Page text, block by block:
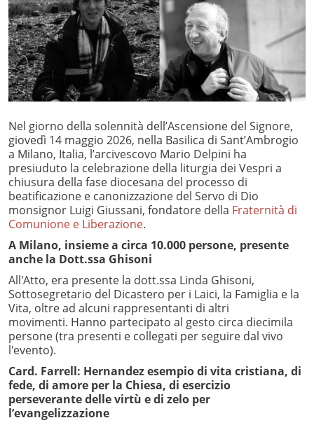
Nel giorno della solennità dell’Ascensione del Signore,
giovedì 14 maggio 2026, nella Basilica di Sant’Ambrogio
a Milano, Italia, l’arcivescovo Mario Delpini ha
presiuduto la celebrazione della liturgia dei Vespri a
chiusura della fase diocesana del processo di
beatificazione e canonizzazione del Servo di Dio
monsignor Luigi Giussani, fondatore della Fraternità di
Comunione e Liberazione.
A Milano, insieme a circa 10.000 persone, presente
anche la Dott.ssa Ghisoni
All'Atto, era presente la dott.ssa Linda Ghisoni,
Sottosegretario del Dicastero per i Laici, la Famiglia e la
Vita, oltre ad alcuni rappresentanti di altri
movimenti. Hanno partecipato al gesto circa diecimila
persone (tra presenti e collegati per seguire dal vivo
l'evento).
Card. Farrell: Hernandez esempio di vita cristiana, di
fede, di amore per la Chiesa, di esercizio
perseverante delle virtù e di zelo per
l’evangelizzazione